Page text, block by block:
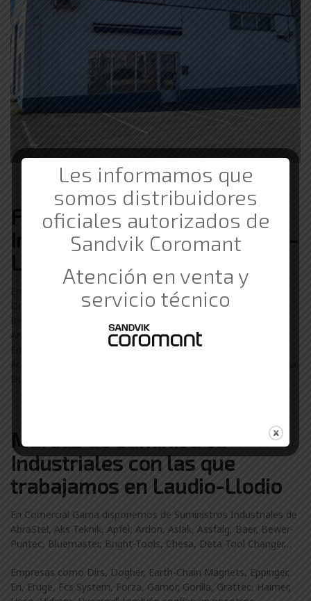
Ferretería de Suministros
Industriales Barata en Laudio-
Llodio
En Comercial Gama trabajamos con clientes de Laudio-Llodio.
Durante nuestros 20 años de experiencia en los Suministros
Industriales hemos trabajado con empresas de Amurrio,
Arrasate…
Empresas de Vitoria-Gasteiz, Agurain, Salvatierra-Agurain,
Aramayona, Lagrán, Samaniego, Laguardia, Oyón-Oion, Alegría-
Marcas de Suministros
Industriales con las que
trabajamos en Laudio-Llodio
En Comercial Gama disponemos de Suministros Industriales de
AbraStel, Aks Teknik, Apfel, Ardon, Aslak, Assfalg, Baer, Bewer-
Puntec, Bluemaster, Bright-Tools, Chesa, Deta Tool Changer…
Empresas como Dirs, Dogher, Earth-Chain Magnets, Eppinger,
Eri, Eruge, Fcs System, Forza, Gamor, Gorilla, Grattec, Haimer,
Les informamos que
somos distribuidores
oficiales autorizados de
Sandvik Coromant
Atención en venta y
servicio técnico